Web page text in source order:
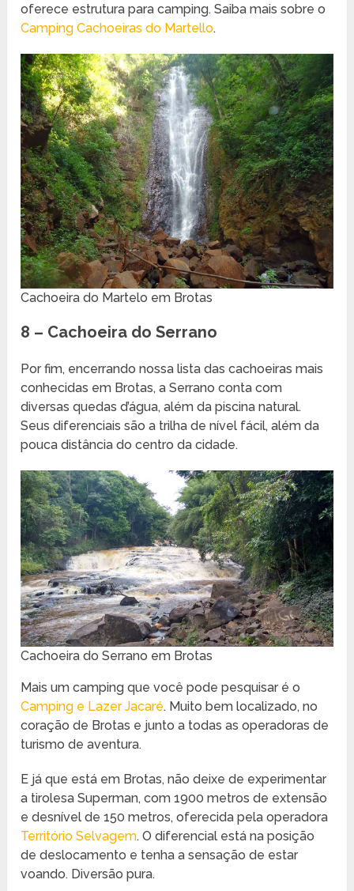
oferece estrutura para camping. Saiba mais sobre o
Camping Cachoeiras do Martello.
Cachoeira do Martelo em Brotas
8 – Cachoeira do Serrano
Por fim, encerrando nossa lista das cachoeiras mais
conhecidas em Brotas, a Serrano conta com
diversas quedas d’água, além da piscina natural.
Seus diferenciais são a trilha de nível fácil, além da
pouca distância do centro da cidade.
Cachoeira do Serrano em Brotas
Mais um camping que você pode pesquisar é o
Camping e Lazer Jacaré. Muito bem localizado, no
coração de Brotas e junto a todas as operadoras de
turismo de aventura.
E já que está em Brotas, não deixe de experimentar
a tirolesa Superman, com 1900 metros de extensão
e desnível de 150 metros, oferecida pela operadora
Território Selvagem. O diferencial está na posição
de deslocamento e tenha a sensação de estar
voando. Diversão pura.